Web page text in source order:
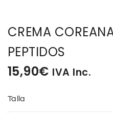
CREMA
PEPTIDOS
15,90€ IVA Inc.
Talla